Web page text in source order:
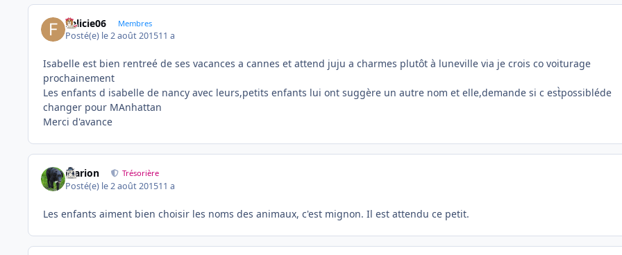
Felicie06 Membres
Posté(e) le 2 août 201511 a
Isabelle est bien rentreé de ses vacances a cannes et attend juju a charmes plutôt à luneville via je crois co voiturage
prochainement
Les enfants d isabelle de nancy avec leurs,petits enfants lui ont suggère un autre nom et elle,demande si c est̀possibléde
changer pour MAnhattan
Merci d'avance
Marion Trésorière
Posté(e) le 2 août 201511 a
Les enfants aiment bien choisir les noms des animaux, c'est mignon. Il est attendu ce petit.